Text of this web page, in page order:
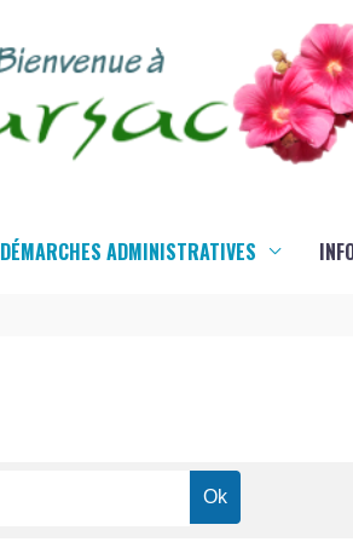
DÉMARCHES ADMINISTRATIVES